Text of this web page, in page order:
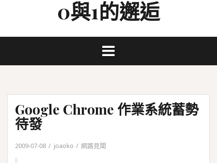
0與1的邂逅
Google Chrome 作業系統蓄勢
待發
2009-07-08 joaoko 網路見聞